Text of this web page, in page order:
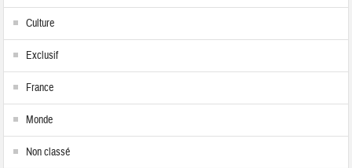
Culture
Exclusif
France
Monde
Non classé